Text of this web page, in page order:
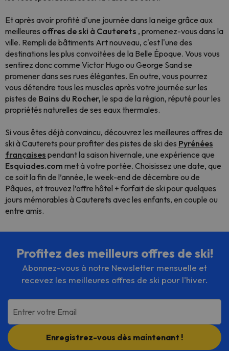
Et après avoir profité d'une journée dans la neige grâce aux
meilleures offres de ski à Cauterets , promenez-vous dans la
ville. Rempli de bâtiments Art nouveau, c'est l'une des
destinations les plus convoitées de la Belle Époque. Vous vous
sentirez donc comme Victor Hugo ou George Sand se
promener dans ses rues élégantes. En outre, vous pourrez
vous détendre tous les muscles après votre journée sur les
pistes de Bains du Rocher, le spa de la région, réputé pour les
propriétés naturelles de ses eaux thermales.
Si vous êtes déjà convaincu, découvrez les meilleures offres de
ski à Cauterets pour profiter des pistes de ski des Pyrénées
françaises pendant la saison hivernale, une expérience que
Esquiades.com met à votre portée. Choisissez une date, que
ce soit la fin de l’année, le week-end de décembre ou de
Pâques, et trouvez l’offre hôtel + forfait de ski pour quelques
jours mémorables à Cauterets avec les enfants, en couple ou
entre amis.
Profitez des meilleurs offres de ski!
Abonnez-vous à notre Newsletter mensuelle et
recevez les meilleures offres de ski pour l'hiver.
Entrer votre Email
Enregistrez-vous dès maintenant !